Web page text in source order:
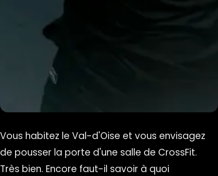
Vous habitez le Val-d'Oise et vous envisagez
de pousser la porte d'une salle de CrossFit.
Très bien. Encore faut-il savoir à quoi